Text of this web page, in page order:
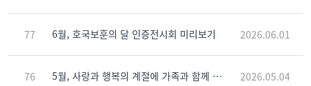
77 6월, 호국보훈의 달 인증전시회 미리보기 2026.06.01
76 5월, 사랑과 행복의 계절에 가족과 함께 인증전시회에서 특별한 시간을 보내세요. 2026.05.04